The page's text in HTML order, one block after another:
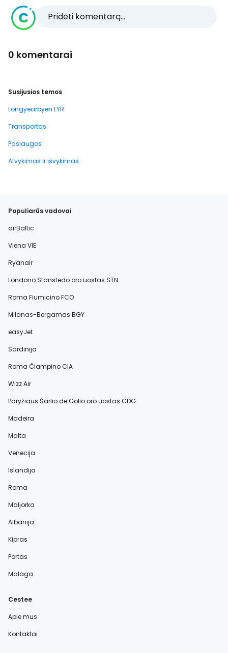
Pridėti komentarą...
0 komentarai
Susijusios temos
Longyearbyen LYR
Transportas
Paslaugos
Atvykimas ir išvykimas
Populiarūs vadovai
airBaltic
Viena VIE
Ryanair
Londono Stanstedo oro uostas STN
Roma Fiumicino FCO
Milanas-Bergamas BGY
easyJet
Sardinija
Roma Čiampino CIA
Wizz Air
Paryžiaus Šarlio de Golio oro uostas CDG
Madeira
Malta
Venecija
Islandija
Roma
Maljorka
Albanija
Kipras
Portas
Malaga
Cestee
Apie mus
Kontaktai